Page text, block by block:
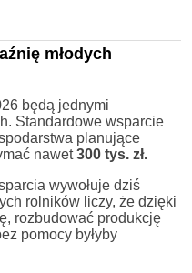
młodych
będą jednymi
Standardowe wsparcie
planujące
nawet300 tys. zł.
wywołuje dziś
rolników liczy, że dzięki
rozbudować produkcję
pomocy byłyby